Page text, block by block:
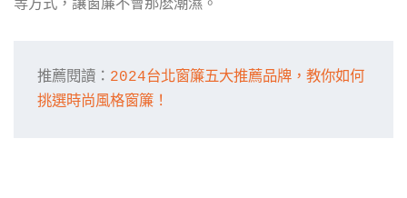
推薦閱讀： 2024台北窗簾五大推薦品牌，教你如何
挑選時尚風格窗簾！